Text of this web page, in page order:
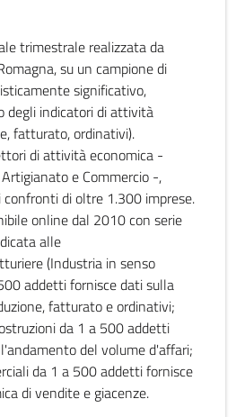
trimestrale realizzata da
su un campione di
significativo,
degli indicatori di attività
fatturato, ordinativi).
di attività economica -
e Commercio -,
confronti di oltre 1.300 imprese.
online dal 2010 con serie
alle
(Industria in senso
addetti fornisce dati sulla
fatturato e ordinativi;
da 1 a 500 addetti
del volume d'affari;
da 1 a 500 addetti fornisce
di vendite e giacenze.